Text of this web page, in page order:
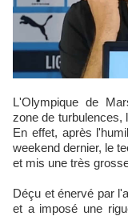
L'Olympique de Marseille traverse actuellement une sacrée
zone de turbulences,
En effet, après
weekend dernier, le
et mis une très
Déçu et énervé par
et a imposé une